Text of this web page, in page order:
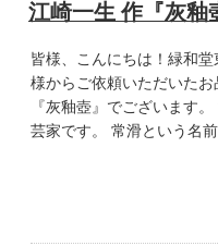
江崎一生 作『灰釉
皆様、こんにちは！緑和
様からご依頼いただいた
『灰釉壺』でございます
芸家です。 常滑という名